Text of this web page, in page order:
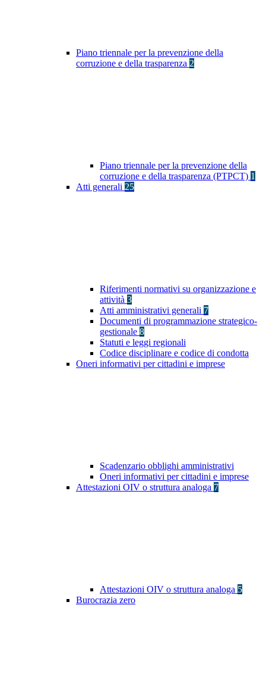
Piano triennale per la prevenzione della
corruzione e della trasparenza 2
Piano triennale per la prevenzione della
corruzione e della trasparenza (PTPCT) 1
Atti generali 25
Riferimenti normativi su organizzazione e
attività 3
Atti amministrativi generali 7
Documenti di programmazione strategico-
gestionale 8
Statuti e leggi regionali
Codice disciplinare e codice di condotta
Oneri informativi per cittadini e imprese
Scadenzario obblighi amministrativi
Oneri informativi per cittadini e imprese
Attestazioni OIV o struttura analoga 7
Attestazioni OIV o struttura analoga 5
Burocrazia zero